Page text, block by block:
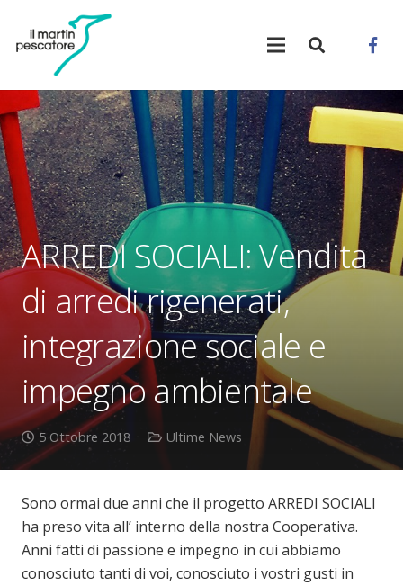
ARREDI SOCIALI: Vendita
di arredi rigenerati,
integrazione sociale e
impegno ambientale
5 Ottobre 2018 Ultime News
Sono ormai due anni che il progetto ARREDI SOCIALI
ha preso vita all’ interno della nostra Cooperativa.
Anni fatti di passione e impegno in cui abbiamo
conosciuto tanti di voi, conosciuto i vostri gusti in